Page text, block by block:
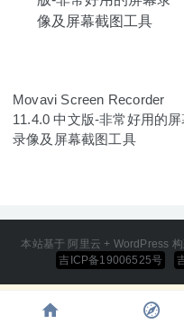
Movavi Screen Recorder
11.4.0 中文版-非常好用的屏
录像及屏幕截图工具
本站基于 阿里云 + WordPress
吉ICP备19006525号